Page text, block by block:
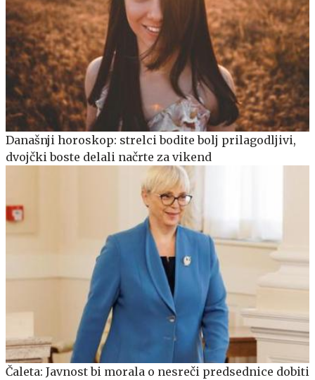
Današnji horoskop: strelci bodite bolj prilagodljivi,
dvojčki boste delali načrte za vikend
Čaleta: Javnost bi morala o nesreči predsednice dobiti